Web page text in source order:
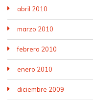
abril 2010
marzo 2010
febrero 2010
enero 2010
diciembre 2009